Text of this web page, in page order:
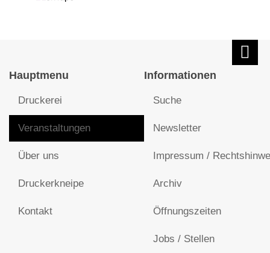
Hauptmenu
Druckerei
Veranstaltungen
Über uns
Druckerkneipe
Kontakt
Informationen
Suche
Newsletter
Impressum /
Archiv
Öffnungszeiten
Jobs / Stellen